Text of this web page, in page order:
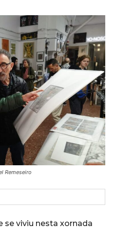
Remeseiro
se viviu nesta xornada